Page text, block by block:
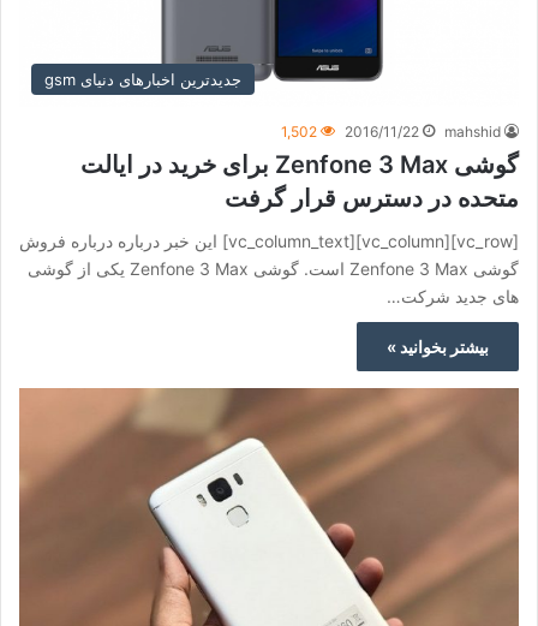
جدیدترین اخبارهای دنیای gsm
mahshid
2016/11/22
1,502
گوشی Zenfone 3 Max برای خرید در ایالت
متحده در دسترس قرار گرفت
[vc_row][vc_column][vc_column_text] این خبر درباره درباره فروش
گوشی Zenfone 3 Max است. گوشی Zenfone 3 Max یکی از گوشی
های جدید شرکت…
بیشتر بخوانید »